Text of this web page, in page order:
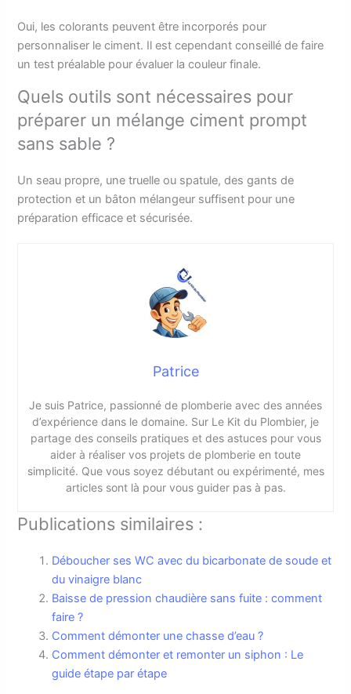
Oui, les colorants peuvent être incorporés pour
personnaliser le ciment. Il est cependant conseillé de faire
un test préalable pour évaluer la couleur finale.
Quels outils sont nécessaires pour
préparer un mélange ciment prompt
sans sable ?
Un seau propre, une truelle ou spatule, des gants de
protection et un bâton mélangeur suffisent pour une
préparation efficace et sécurisée.
Patrice
Je suis Patrice, passionné de plomberie avec des années
d’expérience dans le domaine. Sur Le Kit du Plombier, je
partage des conseils pratiques et des astuces pour vous
aider à réaliser vos projets de plomberie en toute
simplicité. Que vous soyez débutant ou expérimenté, mes
articles sont là pour vous guider pas à pas.
Publications similaires :
Déboucher ses WC avec du bicarbonate de soude et
du vinaigre blanc
Baisse de pression chaudière sans fuite : comment
faire ?
Comment démonter une chasse d’eau ?
Comment démonter et remonter un siphon : Le
guide étape par étape